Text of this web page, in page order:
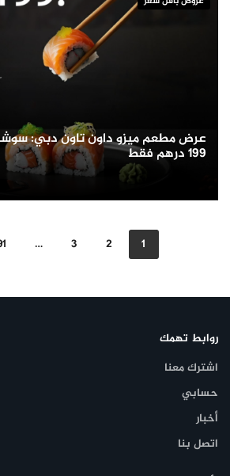
عرض مطعم ميزو داون تاون دبي:
199 درهم فقط
1
2
3
…
روابط تهمك
اشترك معنا
حسابي
أخبار
اتصل بنا